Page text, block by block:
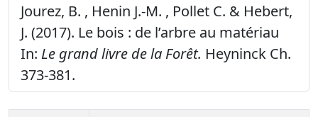
Jourez, B. , Henin J.-M. , Pollet C. & Hebert,
J. (2017). Le bois : de l’arbre au matériau
In: Le grand livre de la Forêt. Heyninck Ch.
373-381.